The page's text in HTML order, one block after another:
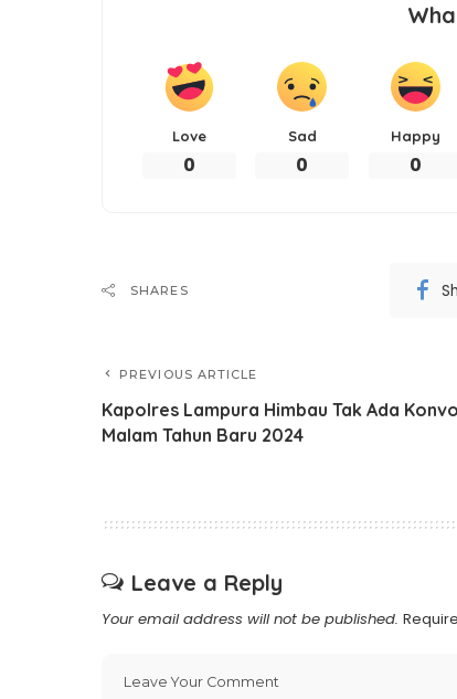
Love
0
Sad
0
Happy
0
SHARES
PREVIOUS ARTICLE
Kapolres Lampura Himbau Tak Ada
Malam Tahun Baru 2024
Leave a Reply
Your email address will not be published.